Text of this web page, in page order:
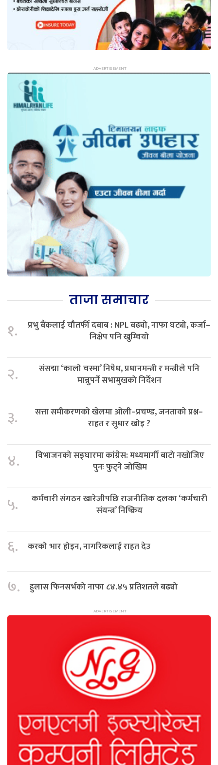
ताजा समाचार
१.
प्रभु बैंकलाई चौतर्फी दबाब : NPL बढ्यो, नाफा घट्यो, कर्जा–
निक्षेप पनि खुम्चियो
२.
संसद्मा ‘कालो चस्मा’ निषेध, प्रधानमन्त्री र मन्त्रीले पनि
मान्नुपर्ने सभामुखको निर्देशन
३.
सत्ता समीकरणको खेलमा ओली–प्रचण्ड, जनताको प्रश्न–
राहत र सुधार खोइ ?
४.
विभाजनको सङ्घारमा कांग्रेस: मध्यमार्गी बाटो नखोजिए
पुनः फुट्ने जोखिम
५.
कर्मचारी संगठन खारेजीपछि राजनीतिक दलका ‘कर्मचारी
संयन्त्र’ निष्क्रिय
६. करको भार होइन, नागरिकलाई राहत देउ
७. हुलास फिनसर्भको नाफा ८४.४५ प्रतिशतले बढ्यो